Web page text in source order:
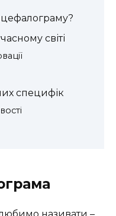
світі
специфік